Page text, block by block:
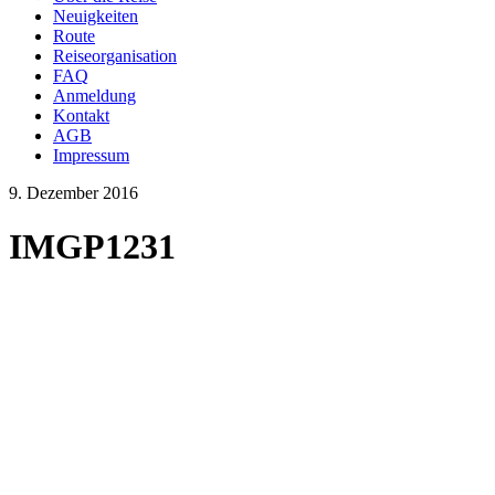
Neuigkeiten
Route
Reiseorganisation
FAQ
Anmeldung
Kontakt
AGB
Impressum
9. Dezember 2016
IMGP1231